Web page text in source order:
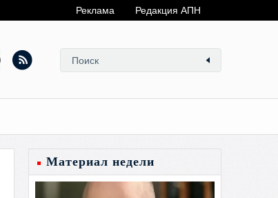
Реклама Редакция АПН
Материал недели